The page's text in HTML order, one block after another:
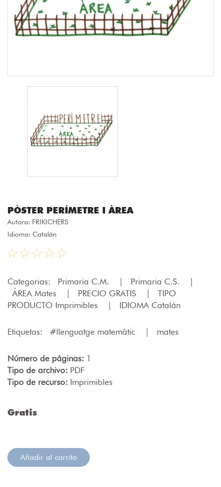
PÒSTER PERÍMETRE I ÀREA
Autora: FRIKICHERS
Idioma: Catalán
Categorias: Primaria C.M. | Primaria C.S.
|
ÁREA Mates
| PRECIO GRATIS |
TIPO
PRODUCTO Imprimibles
| IDIOMA Catalán
Etiquetas: #llenguatge matemàtic | mates
Número de páginas: 1
Tipo de archivo: PDF
Tipo de recurso: Imprimibles
Gratis
Añadir al carrito